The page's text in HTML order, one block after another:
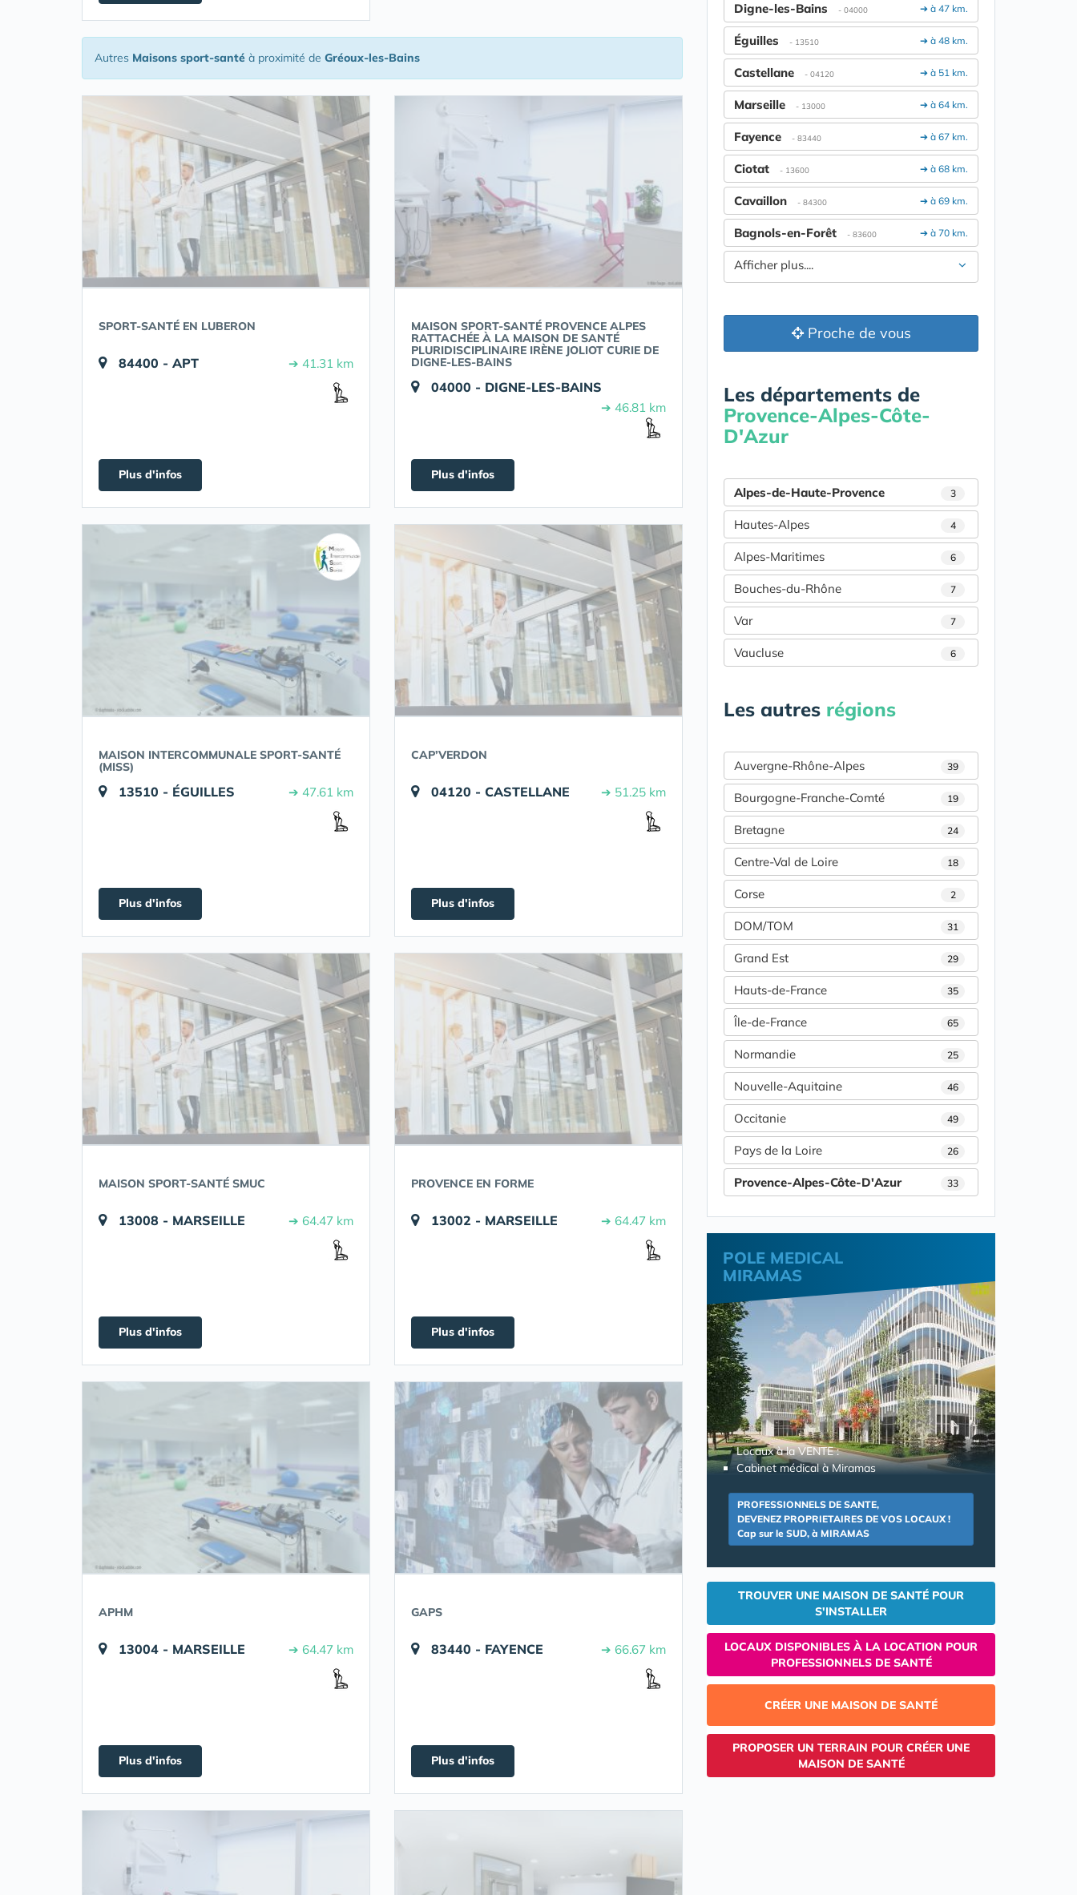
Autres Maisons sport-santé à proximité de Gréoux-les-Bains
SPORT-SANTÉ EN LUBERON
84400 - APT ➔ 41.31 km
Plus d'infos
MAISON SPORT-SANTÉ PROVENCE ALPES
RATTACHÉE À LA MAISON DE SANTÉ
PLURIDISCIPLINAIRE IRÈNE JOLIOT CURIE DE
DIGNE-LES-BAINS
04000 - DIGNE-LES-BAINS
➔ 46.81 km
Plus d'infos
MAISON INTERCOMMUNALE SPORT-SANTÉ
(MISS)
13510 - ÉGUILLES ➔ 47.61 km
Plus d'infos
CAP’VERDON
04120 - CASTELLANE ➔ 51.25 km
Plus d'infos
MAISON SPORT-SANTÉ SMUC
13008 - MARSEILLE ➔ 64.47 km
Plus d'infos
PROVENCE EN FORME
13002 - MARSEILLE ➔ 64.47 km
Plus d'infos
APHM
13004 - MARSEILLE ➔ 64.47 km
Plus d'infos
GAPS
83440 - FAYENCE ➔ 66.67 km
Plus d'infos
➔ à 47 km.
Digne-les-Bains - 04000
➔ à 48 km.
Éguilles - 13510
➔ à 51 km.
Castellane - 04120
➔ à 64 km.
Marseille - 13000
➔ à 67 km.
Fayence - 83440
➔ à 68 km.
Ciotat - 13600
➔ à 69 km.
Cavaillon - 84300
➔ à 70 km.
Bagnols-en-Forêt - 83600
Afficher plus....
Proche de vous
Les départements de
Provence-Alpes-Côte-
D'Azur
Alpes-de-Haute-Provence 3
Hautes-Alpes 4
Alpes-Maritimes 6
Bouches-du-Rhône 7
Var 7
Vaucluse 6
Les autres régions
Auvergne-Rhône-Alpes 39
Bourgogne-Franche-Comté 19
Bretagne 24
Centre-Val de Loire 18
Corse 2
DOM/TOM 31
Grand Est 29
Hauts-de-France 35
Île-de-France 65
Normandie 25
Nouvelle-Aquitaine 46
Occitanie 49
Pays de la Loire 26
Provence-Alpes-Côte-D'Azur 33
POLE MEDICAL
MIRAMAS
Locaux à la VENTE :
Cabinet médical à Miramas
PROFESSIONNELS DE SANTE,
DEVENEZ PROPRIETAIRES DE VOS LOCAUX !
Cap sur le SUD, à MIRAMAS
TROUVER UNE MAISON DE SANTÉ POUR
S'INSTALLER
LOCAUX DISPONIBLES À LA LOCATION POUR
PROFESSIONNELS DE SANTÉ
CRÉER UNE MAISON DE SANTÉ
PROPOSER UN TERRAIN POUR CRÉER UNE
MAISON DE SANTÉ